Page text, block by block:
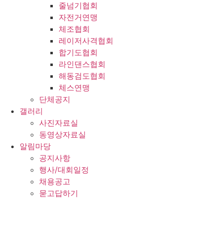
줄넘기협회
자전거연맹
체조협회
레이저사격협회
합기도협회
라인댄스협회
해동검도협회
체스연맹
단체공지
갤러리
사진자료실
동영상자료실
알림마당
공지사항
행사/대회일정
채용공고
묻고답하기